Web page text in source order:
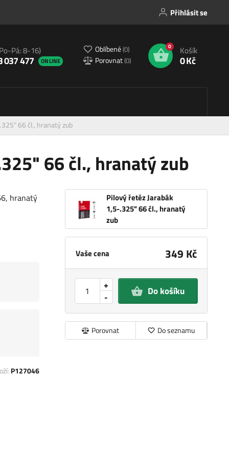
Přihlásit se
Pá: 8-16)
037 477 ONLINE
Oblíbené(0)
Porovnat(0)
0 Košík
0 Kč
66 čl., hranatý zub
66 čl., hranatý zub
Pilový řetěz Jarabák
1,5-.325" 66 čl., hranatý
zub
Vaše cena 349 Kč
-
+ Do košíku
Porovnat Do seznamu
hranatý
P127046